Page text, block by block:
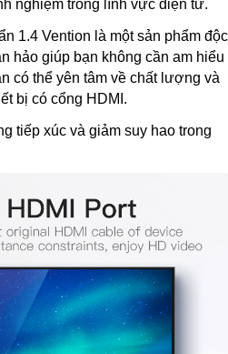
nghiệm trong lĩnh vực điện tử.
1.4 Vention là một sản phẩm độc
hảo giúp bạn không cần am hiểu
có thể yên tâm về chất lượng và
bị có cổng HDMI.
tiếp xúc và giảm suy hao trong